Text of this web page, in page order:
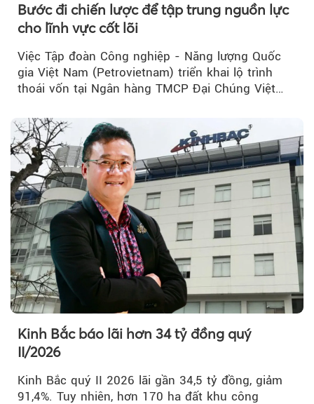
Bước đi chiến lược để tập trung nguồn lực
cho lĩnh vực cốt lõi
Việc Tập đoàn Công nghiệp - Năng lượng Quốc
gia Việt Nam (Petrovietnam) triển khai lộ trình
thoái vốn tại Ngân hàng TMCP Đại Chúng Việt
Kinh Bắc báo lãi hơn 34 tỷ đồng quý
II/2026
Kinh Bắc quý II 2026 lãi gần 34,5 tỷ đồng, giảm
91,4%. Tuy nhiên, hơn 170 ha đất khu công